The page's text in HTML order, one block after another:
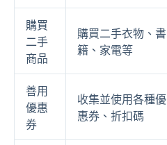
購買
二手
商品
購買二手衣物、書
籍、家電等
善用
優惠
券
收集並使用各種優
惠券、折扣碼